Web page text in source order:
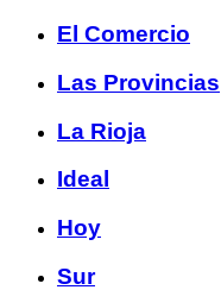
El Comercio
Las Provincias
La Rioja
Ideal
Hoy
Sur